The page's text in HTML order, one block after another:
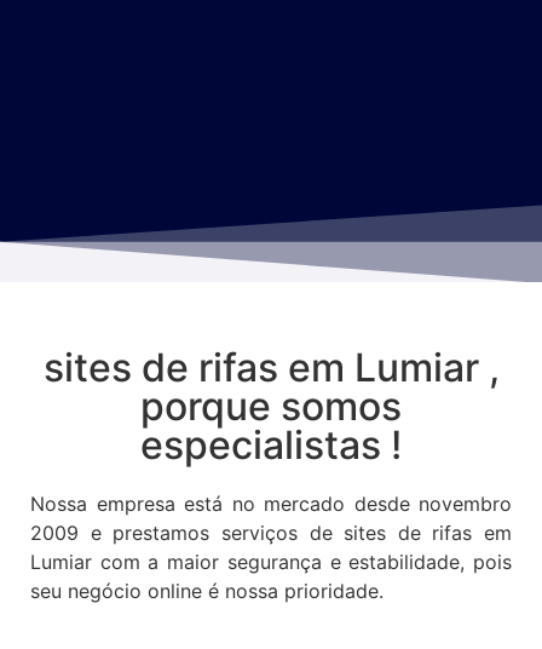
sites de rifas em Lumiar ,
porque somos
especialistas !
Nossa empresa está no mercado desde novembro
2009 e prestamos serviços de sites de rifas em
Lumiar com a maior segurança e estabilidade, pois
seu negócio online é nossa prioridade.